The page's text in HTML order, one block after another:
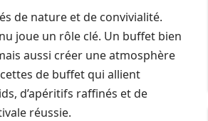
de nature et de convivialité.
joue un rôle clé. Un buffet bien
aussi créer une atmosphère
de buffet qui allient
d’apéritifs raffinés et de
réussie.